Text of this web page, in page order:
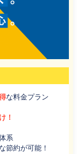
な料金プラン
！
系
節約が可能！